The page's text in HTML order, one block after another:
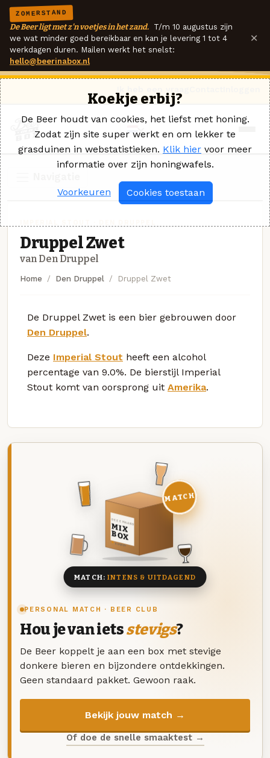
ZOMERSTAND
De Beer ligt met z'n voetjes in het zand. T/m 10 augustus zijn
we wat minder goed bereikbaar en kan je levering 1 tot 4
werkdagen duren. Mailen werkt het snelst:
hello@beerinabox.nl
×
Druppel Zwet
van Den Druppel
Home Den Druppel Druppel Zwet
De Druppel Zwet is een bier gebrouwen door
Den Druppel.
Deze Imperial Stout heeft een alcohol
percentage van 9.0%. De bierstijl Imperial
Stout komt van oorsprong uit Amerika.
PERSONAL MATCH · BEER CLUB
Hou je van ietsstevigs?
De Beer koppelt je aan een box met stevige
donkere bieren en bijzondere ontdekkingen.
Geen standaard pakket. Gewoon raak.
Bekijk jouw match →
Of doe de snelle smaaktest →
DEZE MAAND
MIX
BOX
8 BIEREN
MATCH
MATCH:INTENS & UITDAGEND
Koekje erbij?
De Beer houdt van cookies, het liefst met honing.
Zodat zijn site super werkt en om lekker te
grasduinen in webstatistieken. Klik hier voor meer
informatie over zijn honingwafels.
Voorkeuren Cookies toestaan